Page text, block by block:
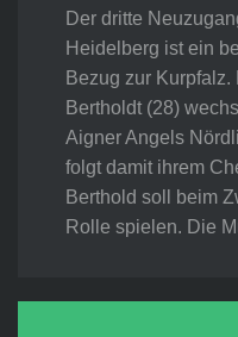
Der dritte
Heidelberg ist ein
Bezug zur
Bertholdt (28)
Aigner Angels
folgt damit ihrem
Berthold soll beim
Rolle spielen. Die